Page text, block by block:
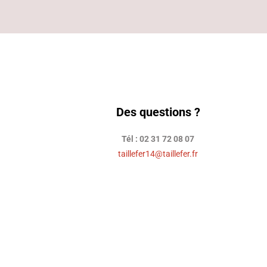
Des questions ?
Tél : 02 31 72 08 07
taillefer14@taillefer.fr